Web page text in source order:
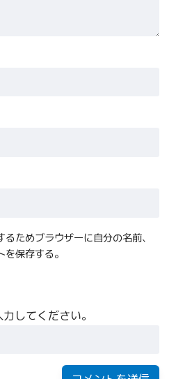
ためブラウザーに自分の名前、
保存する。
してください。